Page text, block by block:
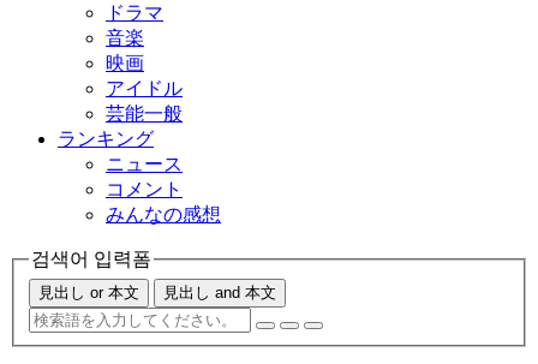
ドラマ
音楽
映画
アイドル
芸能一般
ランキング
ニュース
コメント
みんなの感想
검색어 입력폼
見出し or 本文 見出し and 本文